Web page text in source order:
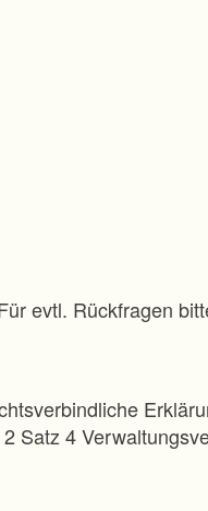
evtl. Rückfragen
Satz 4